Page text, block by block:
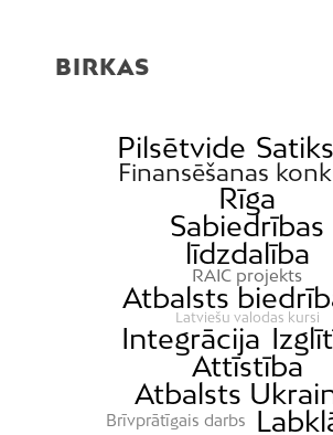
BIRKAS
Pilsētvide
Finansēšanas
Rīga
Sabiedrības
līdzdalība
RAIC projekts
Atbalsts
Latviešu valodas kursi
Integrācija
Attīstība
Atbalsts
Brīvprātīgais darbs